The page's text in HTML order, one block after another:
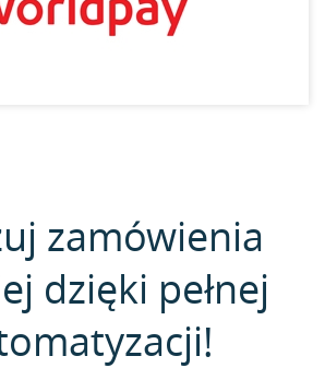
zamówienia
dzięki pełnej